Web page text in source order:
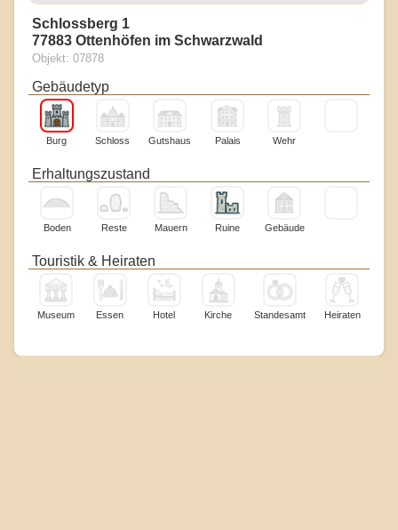
Schlossberg 1
77883 Ottenhöfen im Schwarzwald
Objekt: 07878
Gebäudetyp
Burg Schloss Gutshaus Palais Wehr
Erhaltungszustand
Boden Reste Mauern Ruine Gebäude
Touristik & Heiraten
Museum Essen Hotel Kirche Standesamt Heiraten